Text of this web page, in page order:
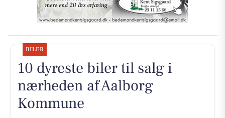
BILER
10 dyreste biler til salg i
nærheden af Aalborg
Kommune